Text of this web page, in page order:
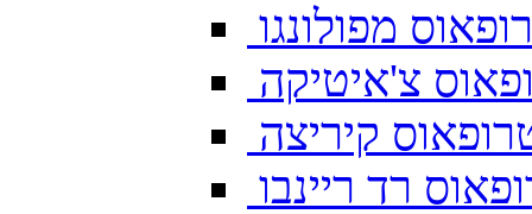
מפולונגו
צ'איטיקה
קיריצה
רד ריינבו